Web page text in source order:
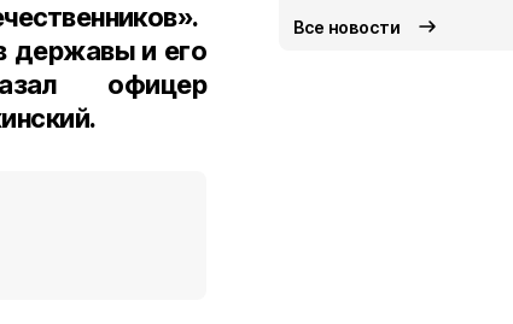
державы и его
офицер
Все новости